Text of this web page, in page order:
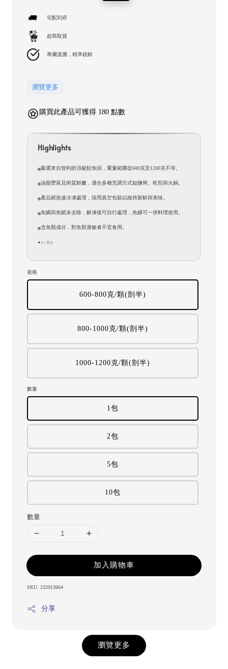
宅配到府
超商取貨
專屬溫層，精準鎖鮮
瀏覽更多
購買此產品可獲得 180 點數
Highlights
嚴選來自智利的頂級鮭魚頭，重量範圍從600克至1200克不等。
油脂豐富且肉質鮮嫩，適合多種烹調方式如鹽烤、乾煎與火鍋。
產品經急速冷凍處理，採用真空包裝以維持新鮮與美味。
魚鱗與魚鰓未去除，解凍後可自行處理，魚鱗可一併料理使用。
含魚類成分，對魚類過敏者不宜食用。
✦AI 產生
規格
600-800克/顆(剖半)
800-1000克/顆(剖半)
1000-1200克/顆(剖半)
數量
1包
2包
5包
10包
數量
加入購物車
SKU: 232013664
分享
瀏覽更多